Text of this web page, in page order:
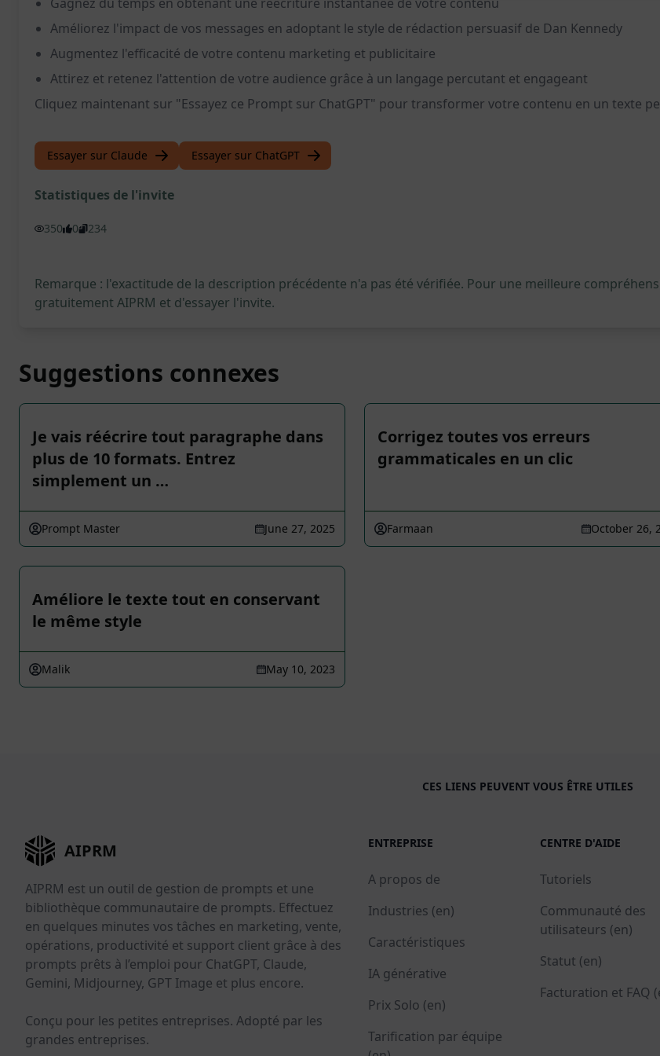
Améliorez l'impact de vos messages en adoptant le style de rédaction persuasif de Dan Kennedy
Augmentez l'efficacité de votre contenu marketing et publicitaire
Attirez et retenez l'attention de votre audience grâce à un langage percutant et engageant
Cliquez maintenant sur "Essayez ce Prompt sur ChatGPT" pour transformer votre contenu en un texte
Essayer sur Claude Essayer sur ChatGPT
Statistiques de l'invite
350 0 234
Remarque : l'exactitude de la description précédente n'a pas été vérifiée. Pour une meilleure
gratuitement AIPRM et d'essayer l'invite.
Suggestions connexes
Je vais réécrire tout paragraphe dans
plus de 10 formats. Entrez
simplement un …
Prompt Master June 27, 2025
Corrigez toutes vos erreurs
grammaticales en un clic
Farmaan October 26,
Améliore le texte tout en conservant
le même style
Malik May 10, 2023
CES LIENS PEUVENT VOUS ÊTRE UTILES
AIPRM
AIPRM est un outil de gestion de prompts et une
bibliothèque communautaire de prompts. Effectuez
en quelques minutes vos tâches en marketing, vente,
opérations, productivité et support client grâce à des
prompts prêts à l’emploi pour ChatGPT, Claude,
Gemini, Midjourney, GPT Image et plus encore.
Conçu pour les petites entreprises. Adopté par les
grandes entreprises.
ENTREPRISE
A propos de
Industries (en)
Caractéristiques
IA générative
Prix Solo (en)
Tarification par équipe
CENTRE D'AIDE
Tutoriels
Communauté des
utilisateurs (en)
Statut (en)
Facturation et FAQ